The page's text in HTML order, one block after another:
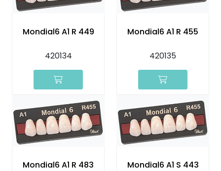
Mondial6 A1 R 449
420134
Mondial6 A1 R 455
420135
Mondial6 A1 R 483 Mondial6 A1 S 443